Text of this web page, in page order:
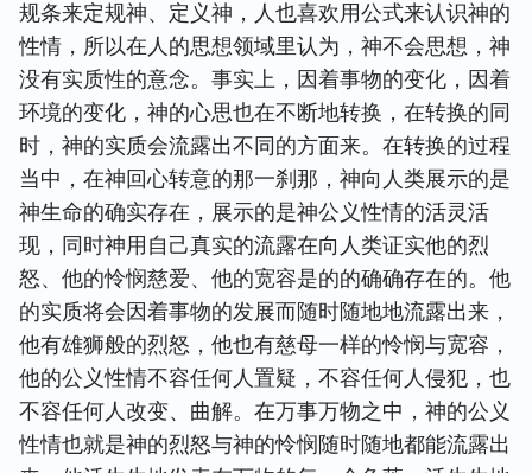
规条来定规神、定义神，人也喜欢用公式来认识神的
性情，所以在人的思想领域里认为，神不会思想，神
没有实质性的意念。事实上，因着事物的变化，因着
环境的变化，神的心思也在不断地转换，在转换的同
时，神的实质会流露出不同的方面来。在转换的过程
当中，在神回心转意的那一刹那，神向人类展示的是
神生命的确实存在，展示的是神公义性情的活灵活
现，同时神用自己真实的流露在向人类证实他的烈
怒、他的怜悯慈爱、他的宽容是的的确确存在的。他
的实质将会因着事物的发展而随时随地地流露出来，
他有雄狮般的烈怒，他也有慈母一样的怜悯与宽容，
他的公义性情不容任何人置疑，不容任何人侵犯，也
不容任何人改变、曲解。在万事万物之中，神的公义
性情也就是神的烈怒与神的怜悯随时随地都能流露出